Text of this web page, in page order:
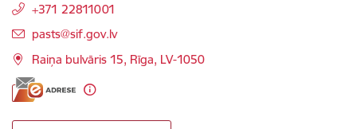
+371 22811001
E-pasts:
pasts@sif.gov.lv
Raiņa bulvāris 15, Rīga, LV-1050